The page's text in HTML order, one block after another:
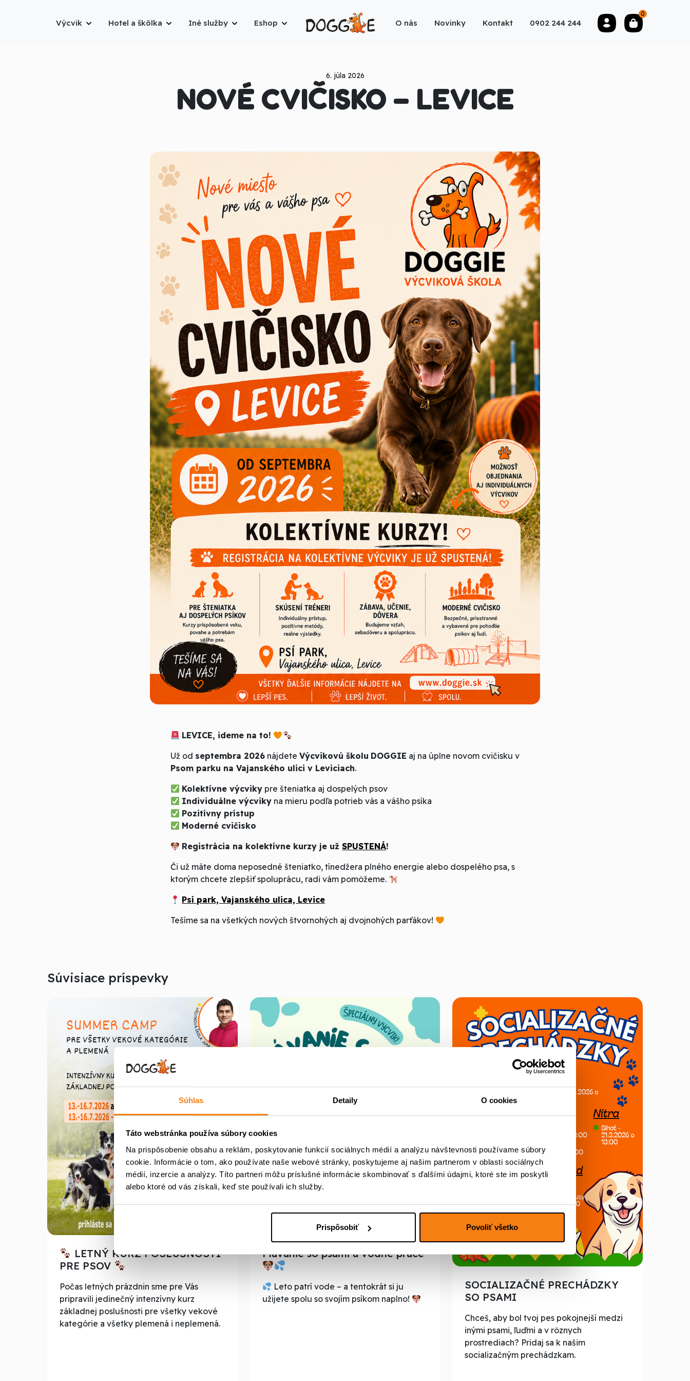
Súhlas Detaily O cookies
Táto webstránka používa súbory cookies
Na prispôsobenie obsahu a reklám, poskytovanie funkcií sociálnych médií a analýzu návštevnosti používame súbory
cookie. Informácie o tom, ako používate naše webové stránky, poskytujeme aj našim partnerom v oblasti sociálnych
médií, inzercie a analýzy. Títo partneri môžu príslušné informácie skombinovať s ďalšími údajmi, ktoré ste im poskytli
alebo ktoré od vás získali, keď ste používali ich služby.
Prispôsobiť Povoliť všetko
Výcvik Hotel a škôlka Iné služby Eshop O nás Novinky Kontakt 0902 244 244
0
6. júla 2026
NOVÉ CVIČISKO – LEVICE
LEVICE, ideme na to!
Už od septembra 2026 nájdete Výcvikovú školu DOGGIE aj na úplne novom cvičisku v
Psom parku na Vajanského ulici v Leviciach.
Kolektívne výcviky pre šteniatka aj dospelých psov
Individuálne výcviky na mieru podľa potrieb vás a vášho psíka
Pozitívny prístup
Moderné cvičisko
Registrácia na kolektívne kurzy je užSPUSTENÁ!
Či už máte doma neposedné šteniatko, tínedžera plného energie alebo dospelého psa, s
ktorým chcete zlepšiť spoluprácu, radi vám pomôžeme.
Psí park, Vajanského ulica, Levice
Tešíme sa na všetkých nových štvornohých aj dvojnohých parťákov!
Súvisiace príspevky
LETNÝ KURZ POSLUŠNOSTI
PRE PSOV
Počas letných prázdnin sme pre Vás
pripravili jedinečný intenzívny kurz
základnej poslušnosti pre všetky vekové
kategórie a všetky plemená i neplemená.
Plávanie so psami a vodné práce
Leto patrí vode – a tentokrát si ju
užijete spolu so svojím psíkom naplno!
SOCIALIZAČNÉ PRECHÁDZKY
SO PSAMI
Chceš, aby bol tvoj pes pokojnejší medzi
inými psami, ľuďmi a v rôznych
prostrediach? Pridaj sa k našim
socializačným prechádzkam.